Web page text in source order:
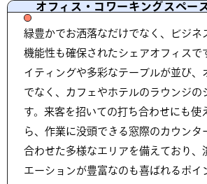
オフィス・コワーキングスペース
緑豊かでお洒落なだけでなく、ビジネ
機能性も確保されたシェアオフィスで
イティングや多彩なテーブルが並び、
でなく、カフェやホテルのラウンジの
す。来客を招いての打ち合わせにも使
ら、作業に没頭できる窓際のカウンタ
合わせた多様なエリアを備えており、
エーションが豊富なのも喜ばれるポイ